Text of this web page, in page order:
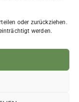
oder zurückziehen.
werden.
ist keine
funktioniert hat. Für